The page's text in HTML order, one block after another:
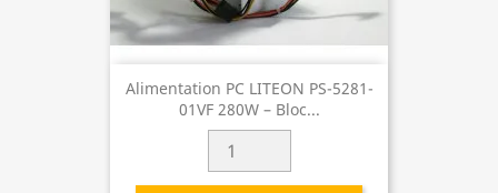
Alimentation PC LITEON PS-5281-
01VF 280W – Bloc...